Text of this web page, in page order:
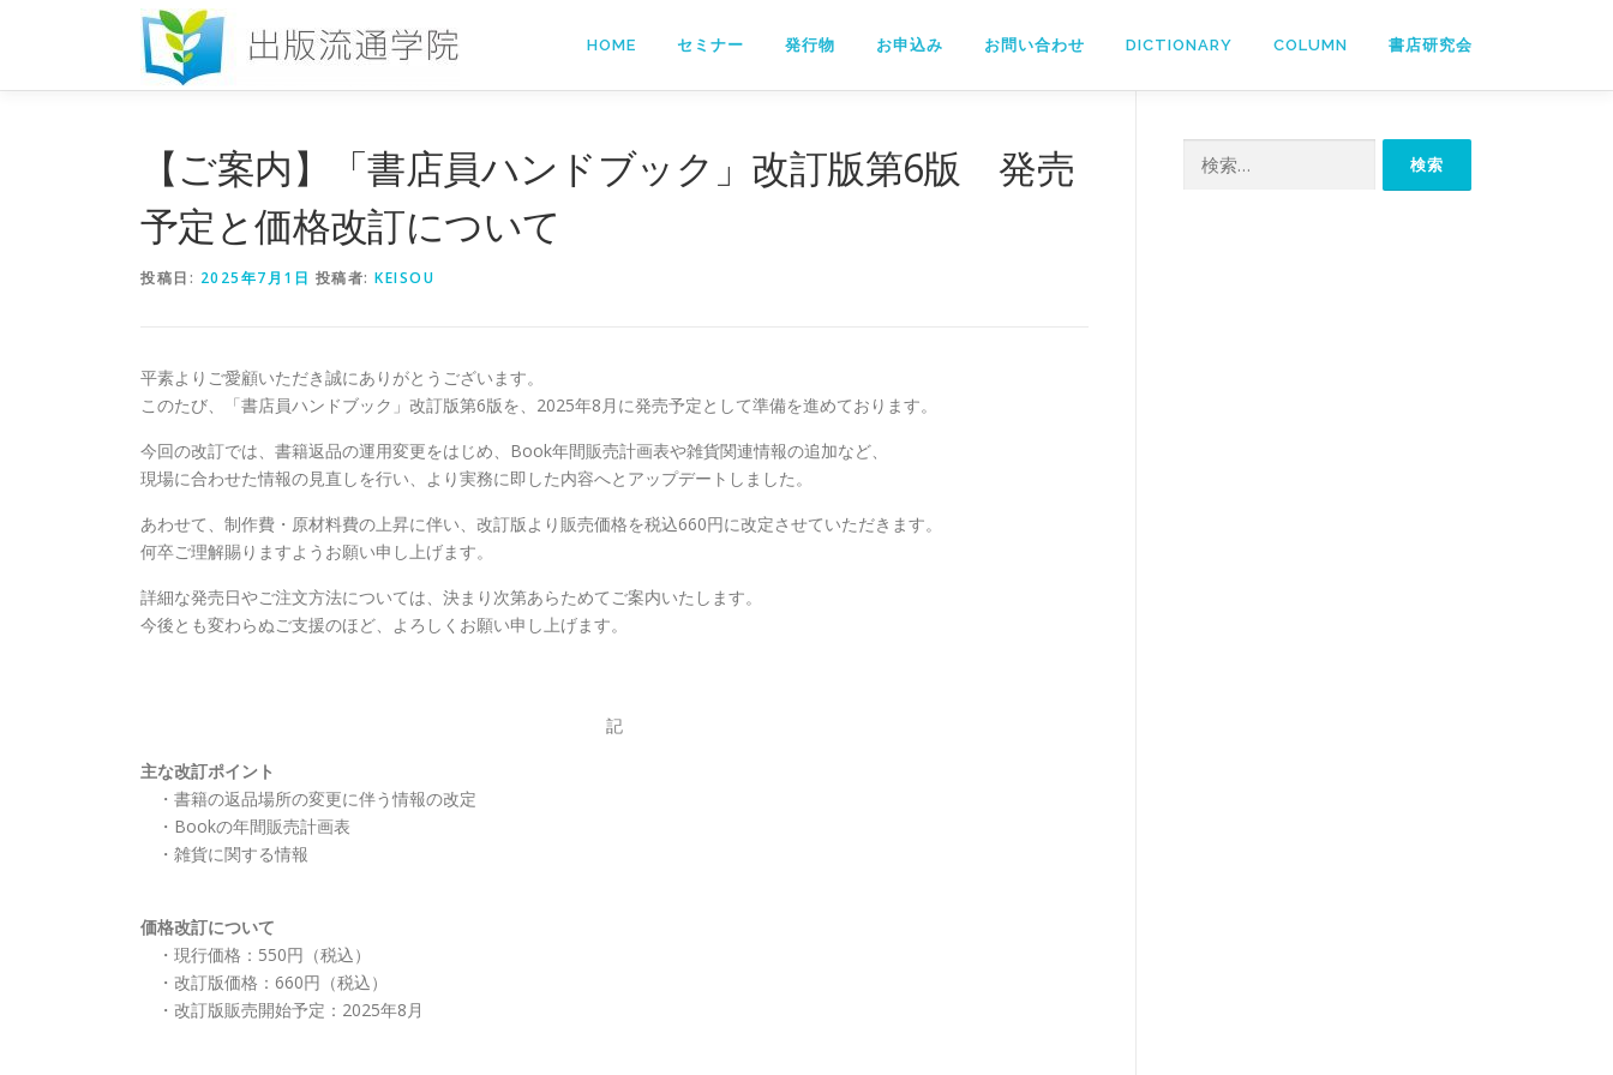
ン
HOME セミナー 発行物 お申込み お問い合わせ DICTIONARY COLUMN 書店研究会
【ご案内】「書店員ハンドブック」改訂版第6版 発売
予定と価格改訂について
投稿日: 2025年7月1日 投稿者: KEISOU
平素よりご愛顧いただき誠にありがとうございます。
このたび、「書店員ハンドブック」改訂版第6版を、2025年8月に発売予定として準備を進めております。
今回の改訂では、書籍返品の運用変更をはじめ、Book年間販売計画表や雑貨関連情報の追加など、
現場に合わせた情報の見直しを行い、より実務に即した内容へとアップデートしました。
あわせて、制作費・原材料費の上昇に伴い、改訂版より販売価格を税込660円に改定させていただきます。
何卒ご理解賜りますようお願い申し上げます。
詳細な発売日やご注文方法については、決まり次第あらためてご案内いたします。
今後とも変わらぬご支援のほど、よろしくお願い申し上げます。
記
主な改訂ポイント
・書籍の返品場所の変更に伴う情報の改定
・Bookの年間販売計画表
・雑貨に関する情報
価格改訂について
・現行価格：550円（税込）
・改訂版価格：660円（税込）
・改訂版販売開始予定：2025年8月